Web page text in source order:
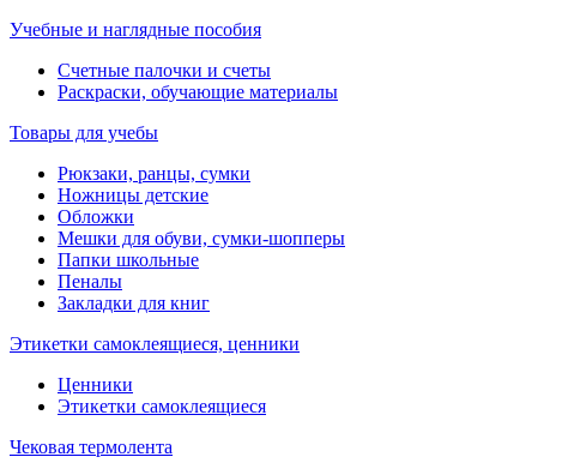
Учебные и наглядные пособия
Счетные палочки и счеты
Раскраски, обучающие материалы
Товары для учебы
Рюкзаки, ранцы, сумки
Ножницы детские
Обложки
Мешки для обуви, сумки-шопперы
Папки школьные
Пеналы
Закладки для книг
Этикетки самоклеящиеся, ценники
Ценники
Этикетки самоклеящиеся
Чековая термолента